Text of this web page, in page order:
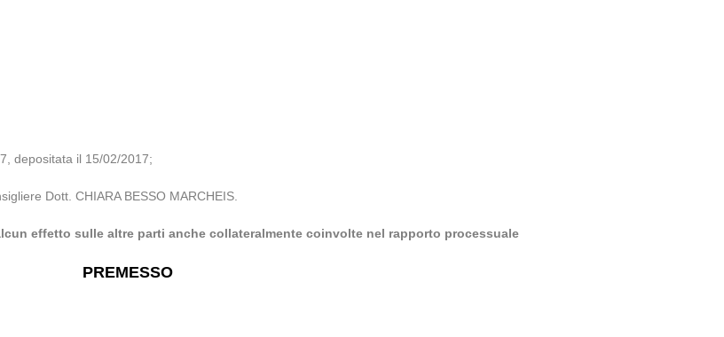
depositata il 15/02/2017;
Dott. CHIARA BESSO MARCHEIS.
effetto sulle altre parti anche collateralmente coinvolte nel rapporto processuale
PREMESSO